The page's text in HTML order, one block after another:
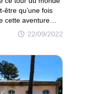
22/09/2022
être qu’une fois
cette aventure
Tu entreprends
pâtes, des pizzas
entier.
le monument.
glissantes.
pas de respirer !